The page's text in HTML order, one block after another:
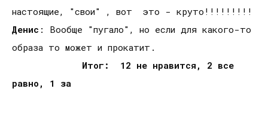
настоящие, "свои" , вот это - круто!!!!!!!!!
Денис : Вообще "пугало", но если для какого-то
образа то может и прокатит.
Итог: 12 не нравится, 2 все
равно, 1 за